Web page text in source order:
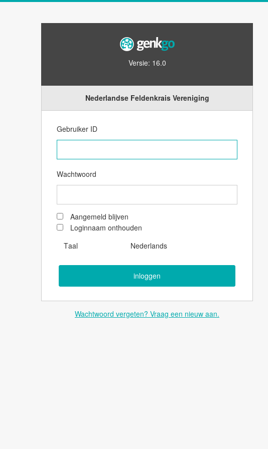
Versie: 16.0
Nederlandse Feldenkrais Vereniging
Gebruiker ID
Wachtwoord
Aangemeld blijven
Loginnaam onthouden
Taal
Nederlands
Wachtwoord vergeten? Vraag een nieuw aan.